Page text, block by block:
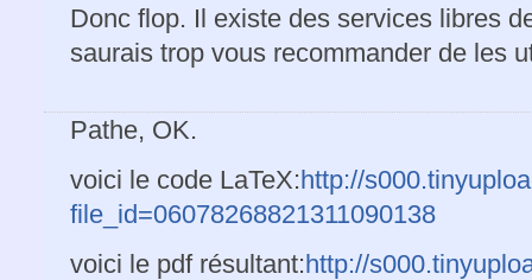
Donc flop. Il existe des services libres
saurais trop vous recommander de les
Pathe, OK.
voici le code LaTeX:http://
file_id=06078268821311090138
voici le pdf résultant:http://